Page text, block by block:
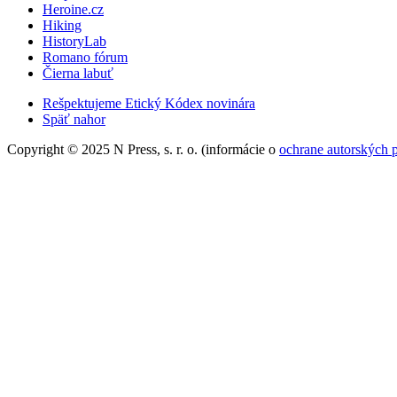
Heroine.cz
Hiking
HistoryLab
Romano fórum
Čierna labuť
Rešpektujeme Etický Kódex novinára
Späť nahor
Copyright © 2025 N Press, s. r. o. (informácie o ochrane autorských